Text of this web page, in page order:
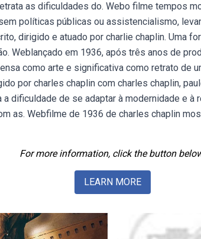
as dificuldades do. Webo filme tempos
políticas públicas ou assistencialismo,
dirigido e atuado por charlie chaplin. Uma
Weblançado em 1936, após três anos de
como arte e significativa como retrato de
por charles chaplin com charles chaplin,
dificuldade de se adaptar à modernidade e à
as. Webfilme de 1936 de charles chaplin
For more information, click the button
LEARN MORE